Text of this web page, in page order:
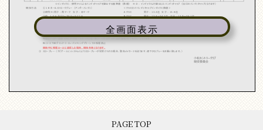
全画面表示
PAGE TOP